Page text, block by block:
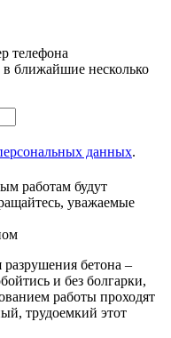
телефона
ближайшие несколько
данных.
работам будут
уважаемые
бетона –
и без болгарки,
работы проходят
трудоемкий этот